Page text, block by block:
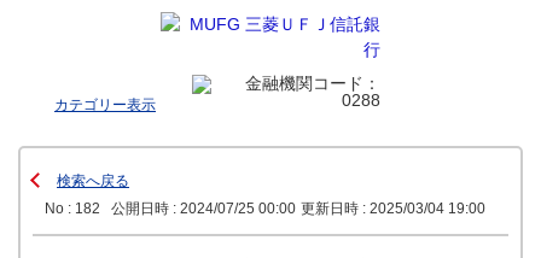
カテゴリー表示
検索へ戻る
No : 182
公開日時 : 2024/07/25 00:00 更新日時 : 2025/03/04 19:00